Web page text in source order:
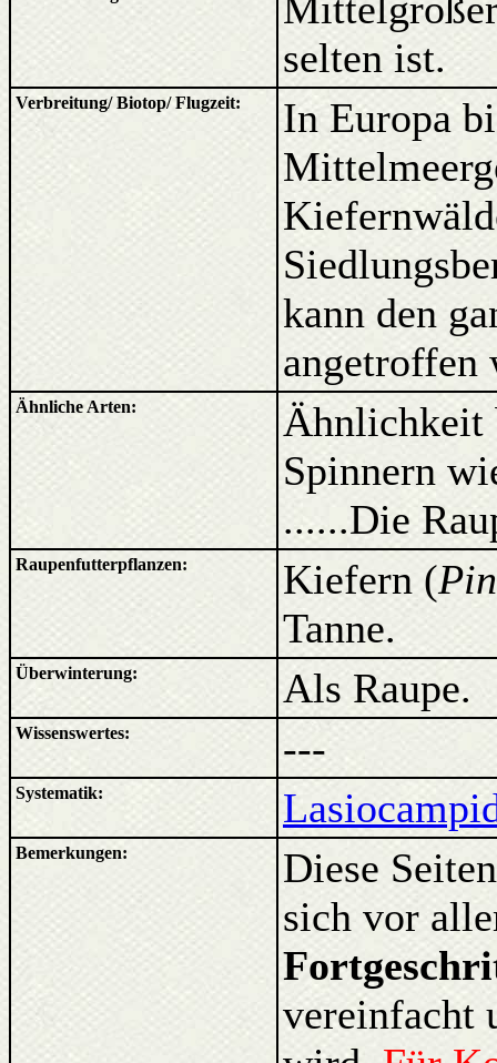
selten ist.
Verbreitung/ Biotop/ Flugzeit:
In Europa
kann den
angetroffen
Ähnliche Arten:
Ähnlichkeit
Spinnern
......Die
Raupenfutterpflanzen: Kiefern (
Tanne.
Überwinterung: Als Raupe.
Wissenswertes: ---
Systematik:
Bemerkungen:
Diese
sich vor
vereinfacht